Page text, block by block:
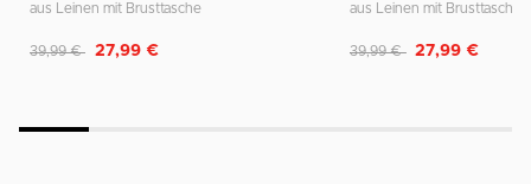
aus Leinen mit Brusttasche
Reduziert von
39,99 € auf
27,99 €
aus Leinen mit Brusttasche
Reduziert von
39,99 € auf
27,99 €